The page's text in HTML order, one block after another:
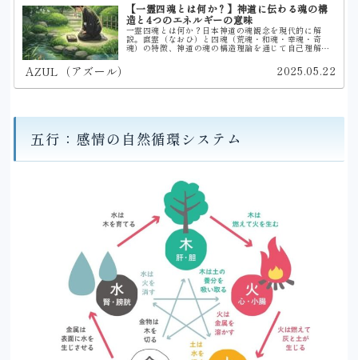
【一霊四魂とは何か？】神道に伝わる魂の構
造と4つのエネルギーの意味
一霊四魂とは何か？日本神道の魂観念を現代的に解
説。直霊（なおひ）と四魂（荒魂・和魂・幸魂・奇
魂）の特徴、神道の魂の構造理論を通じて自己理解を
をご紹介。古来の智慧で本来の自分を見つけましょ
AZUL（アズール） 2025.05.22
五行：感情の自然循環システム